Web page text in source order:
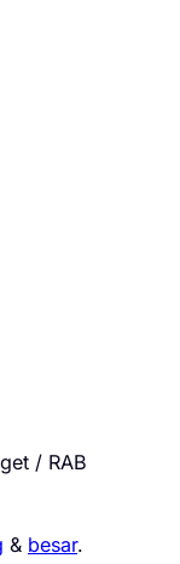
/ RAB
& besar.